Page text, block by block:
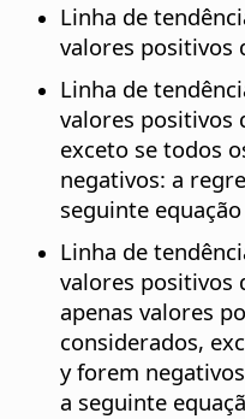
Linha de
valores positivos
Linha de
valores positivos
exceto se todos
negativos: a
seguinte equação
Linha de
valores positivos
apenas valores
considerados,
y forem
a seguinte